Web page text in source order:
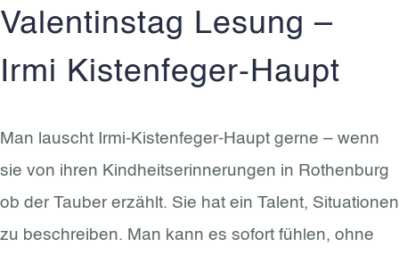
Valentinstag Lesung –
Irmi Kistenfeger-Haupt
Man lauscht Irmi-Kistenfeger-Haupt gerne – wenn
sie von ihren Kindheitserinnerungen in Rothenburg
ob der Tauber erzählt. Sie hat ein Talent, Situationen
zu beschreiben. Man kann es sofort fühlen, ohne